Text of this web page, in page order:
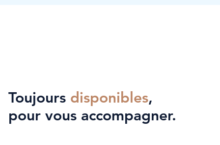
Toujours disponibles,
pour vous accompagner.